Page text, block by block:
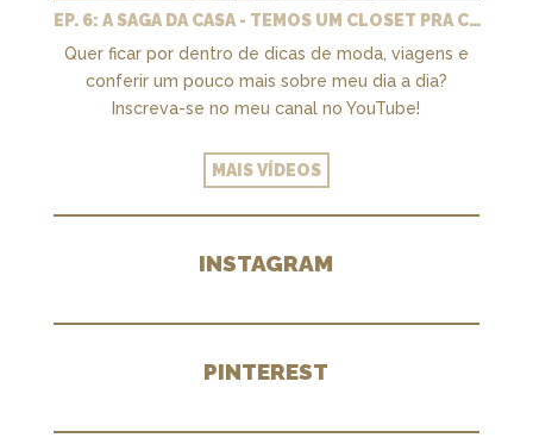
EP. 6: A SAGA DA CASA - TEMOS UM CLOSET PRA CHAMAR DE NOSSO + MARCENARIA E PAISAGISMO
Quer ficar por dentro de dicas de moda, viagens e
conferir um pouco mais sobre meu dia a dia?
Inscreva-se no meu canal no YouTube!
MAIS VÍDEOS
INSTAGRAM
PINTEREST